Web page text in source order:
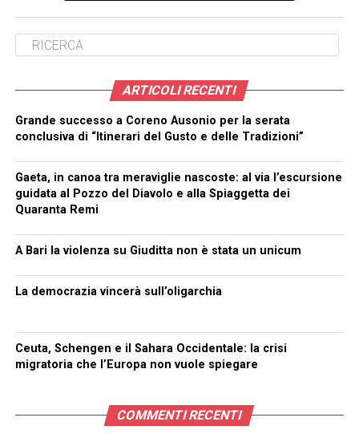
ARTICOLI RECENTI
Grande successo a Coreno Ausonio per la serata
conclusiva di “Itinerari del Gusto e delle Tradizioni”
Gaeta, in canoa tra meraviglie nascoste: al via l’escursione
guidata al Pozzo del Diavolo e alla Spiaggetta dei
Quaranta Remi
A Bari la violenza su Giuditta non è stata un unicum
La democrazia vincerà sull’oligarchia
Ceuta, Schengen e il Sahara Occidentale: la crisi
migratoria che l’Europa non vuole spiegare
COMMENTI RECENTI